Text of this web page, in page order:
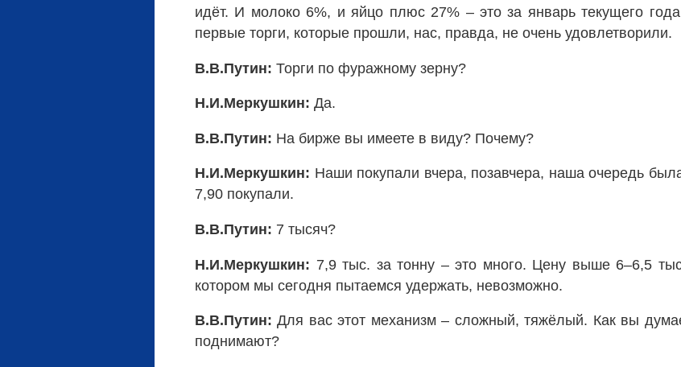
идёт. И молоко 6%, и яйцо плюс 27% – это за январь текущего
первые торги, которые прошли, нас, правда, не очень удовлетворили.
В.В.Путин: Торги по фуражному зерну?
Н.И.Меркушкин: Да.
В.В.Путин: На бирже вы имеете в виду? Почему?
Н.И.Меркушкин: Наши покупали вчера, позавчера, наша очередь
7,90 покупали.
В.В.Путин: 7 тысяч?
Н.И.Меркушкин: 7,9 тыс. за тонну – это много. Цену выше 6–6,5
котором мы сегодня пытаемся удержать, невозможно.
В.В.Путин: Для вас этот механизм – сложный, тяжёлый. Как вы
поднимают?